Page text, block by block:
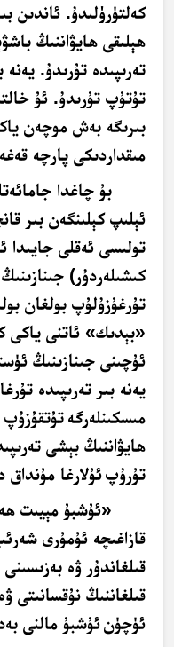
كەلتۈرۈلىدۇ. ئاندىن
ھېلىقى ھايۋاننىڭ
تەرىپىدە تۇرىدۇ. يەنە
تۇتۇپ تۇرىدۇ. ئۇ
بىرىگە بەش موچەن
مىقداردىكى پارچە
بۇ چاغدا
ئېلىپ كېلىنگەن بىر
تولىسى ئەقلى
كىشىلەردۇر) جىنازىنىڭ
تۇرغۇزۇلۇپ بولغان
«بېدىك» ئاتنى ياكى
ئۇچىنى جىنازىنىڭ
يەنە بىر تەرىپىدە
مىسكىنلەرگە
ھايۋاننىڭ بېشى
تۇرۇپئۇلارغا مۇنداق
«ئۇشبۇ مېيىت
قازاغىچە ئۇمۇرى
قىلغاندۇر ۋە بەزىسىنى
قىلغاننىڭ نۇقسانىتى
ئۈچۈنئۇشبۇ مالنى